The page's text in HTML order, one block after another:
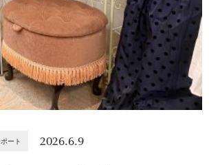
ート 2026.6.9